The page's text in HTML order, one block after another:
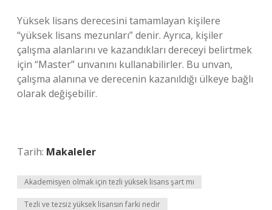
Yüksek lisans derecesini tamamlayan kişilere
“yüksek lisans mezunları” denir. Ayrıca, kişiler
çalışma alanlarını ve kazandıkları dereceyi belirtmek
için “Master” unvanını kullanabilirler. Bu unvan,
çalışma alanına ve derecenin kazanıldığı ülkeye bağlı
olarak değişebilir.
Tarih: Makaleler
Akademisyen olmak için tezli yüksek lisans şart mı
Tezli ve tezsiz yüksek lisansın farki nedir